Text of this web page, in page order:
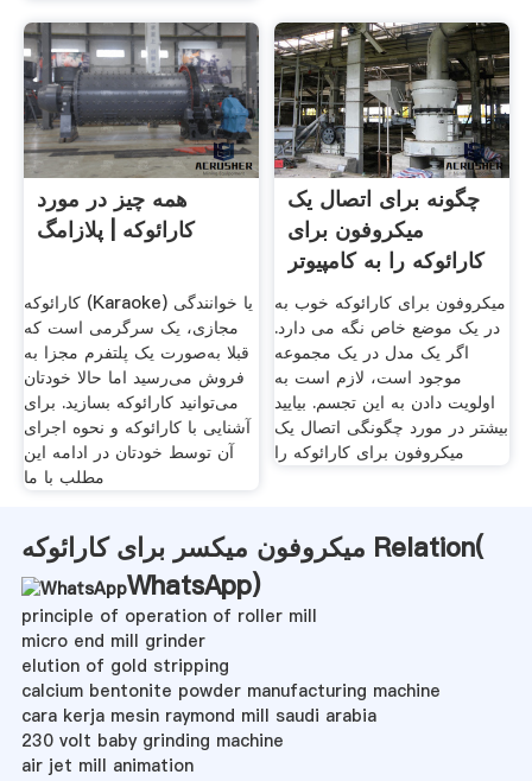
همه چیز در مورد
کارائوکه | پلازامگ
کارائوکه (Karaoke) یا خوانندگی
مجازی، یک سرگرمی است که
قبلا به‌صورت یک پلتفرم مجزا به
فروش می‌رسید اما حالا خودتان
می‌توانید کارائوکه بسازید. برای
آشنایی با کارائوکه و نحوه اجرای
آن توسط خودتان در ادامه این
مطلب با ما
چگونه برای اتصال یک
میکروفون برای
کارائوکه را به کامپیوتر
میکروفون برای کارائوکه خوب به
در یک موضع خاص نگه می دارد.
اگر یک مدل در یک مجموعه
موجود است، لازم است به
اولویت دادن به این تجسم. بیایید
بیشتر در مورد چگونگی اتصال یک
میکروفون برای کارائوکه را
میکروفون میکسر برای کارائوکه Relation(
WhatsApp)
principle of operation of roller mill
micro end mill grinder
elution of gold stripping
calcium bentonite powder manufacturing machine
cara kerja mesin raymond mill saudi arabia
230 volt baby grinding machine
air jet mill animation